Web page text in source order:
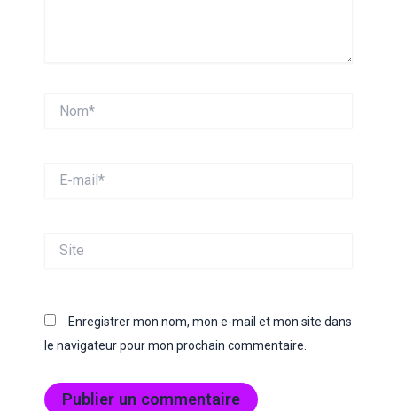
mail*
Enregistrer mon nom, mon e-mail et mon site dans
le navigateur pour mon prochain commentaire.